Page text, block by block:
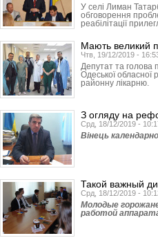
У селі Лиман
обговорення
реабілітації
Мають великий
Чтв, 19/12/2019 -
Депутат та голова
Одеської обласної
районну лікарню.
З огляду на
Срд, 18/12/2019 -
Вінець
Такой важный
Срд, 18/12/2019 -
Молодые
работой